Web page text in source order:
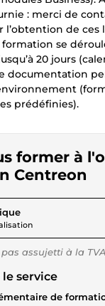
: merci de
de ces
formation se
20 jours
documentation
prédéfinies).
former à
Centreon
pour 924,71 $US
pas assujetti à la
service
de